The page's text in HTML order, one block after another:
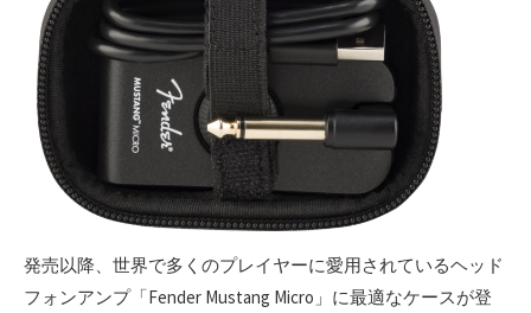
発売以降、世界で多くのプレイヤーに愛用されているヘッド
フォンアンプ「Fender Mustang Micro」に最適なケースが登